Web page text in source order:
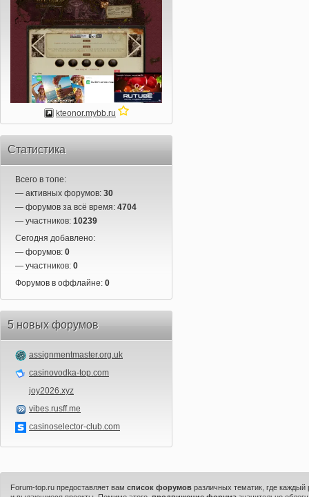
kteonor.mybb.ru
Статистика
Всего в топе:
— активных форумов: 30
— форумов за всё время: 4704
— участников: 10239
Сегодня добавлено:
— форумов: 0
— участников: 0
Форумов в оффлайне: 0
5 новых форумов
assignmentmaster.org.uk
casinovodka-top.com
joy2026.xyz
vibes.rusff.me
casinoselector-club.com
Forum-top.ru предоставляет вамсписок форумов различных тематик, где